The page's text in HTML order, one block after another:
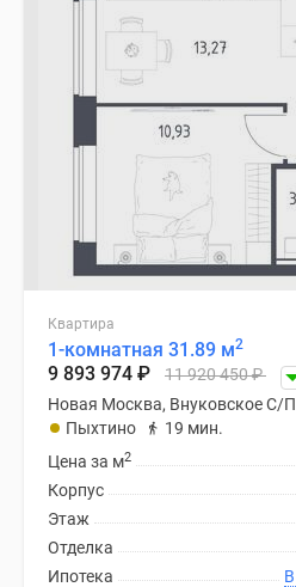
Квартира
1-комнатная 31.89 м2
9 893 974 ₽ 11 920 450₽
Новая Москва, Внуковское С/П
Пыхтино
19 мин.
Цена за м2
Корпус
Этаж
Отделка
Ипотека